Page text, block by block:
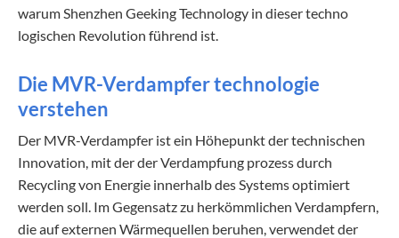
warum Shenzhen Geeking Technology in dieser techno
logischen Revolution führend ist.
Die MVR-Verdampfer technologie
verstehen
Der MVR-Verdampfer ist ein Höhepunkt der technischen
Innovation, mit der der Verdampfung prozess durch
Recycling von Energie innerhalb des Systems optimiert
werden soll. Im Gegensatz zu herkömmlichen Verdampfern,
die auf externen Wärmequellen beruhen, verwendet der